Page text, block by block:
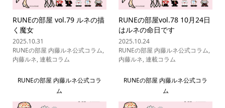
RUNEの部屋 vol.79 ルネの描
く魔女
2025.10.31
RUNEの部屋 内藤ルネ公式コラム,
内藤ルネ,連載コラム
RUNEの部屋vol.78 10月24日
はルネの命日です
2025.10.24
RUNEの部屋 内藤ルネ公式コラム,
内藤ルネ,連載コラム
RUNEの部屋 内藤ルネ公式コラ
ム
RUNEの部屋 内藤ルネ公式コラ
ム